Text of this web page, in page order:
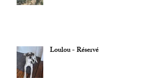
Loulou - Réservé